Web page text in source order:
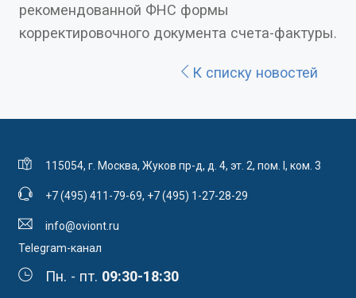
рекомендованной ФНС формы
корректировочного документа счета-фактуры.
К списку новостей
115054, г. Москва, Жуков пр-д, д. 4, эт. 2, пом. I, ком. 3
+7 (495) 411-79-69, +7 (495) 1-27-28-29
info@oviont.ru
Telegram-канал
Пн. - пт. 09:30-18:30